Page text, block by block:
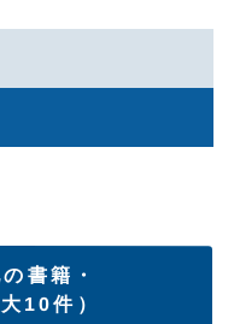
書籍・
10件）